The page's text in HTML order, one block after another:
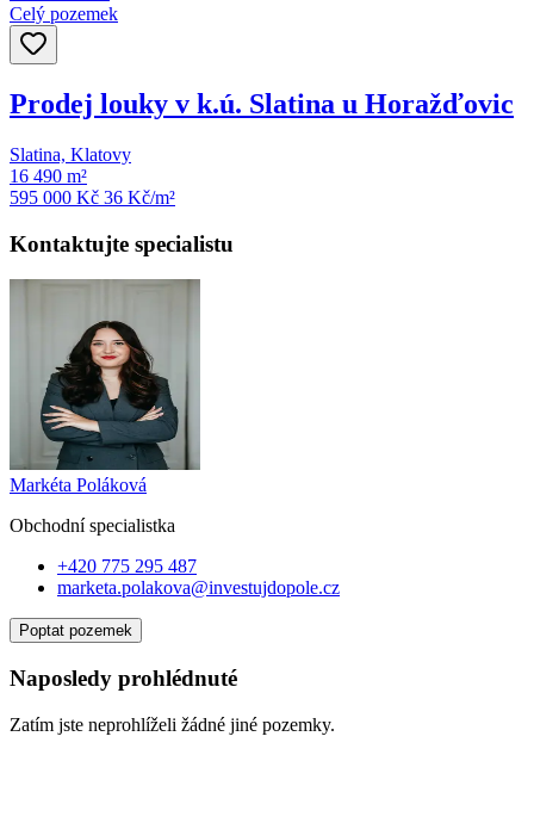
Celý pozemek
Prodej louky v k.ú. Slatina u Horažďovic
Slatina, Klatovy
16 490 m²
595 000 Kč 36 Kč/m²
Kontaktujte specialistu
Markéta Poláková
Obchodní specialistka
+420 775 295 487
marketa.polakova@investujdopole.cz
Poptat pozemek
Naposledy prohlédnuté
Zatím jste neprohlíželi žádné jiné pozemky.